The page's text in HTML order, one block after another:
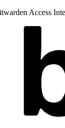
Access